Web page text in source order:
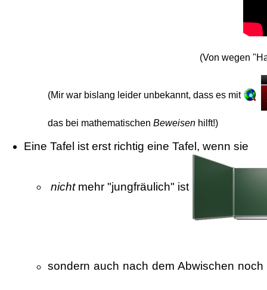
(Von wegen
(Mir war bislang leider unbekannt, dass es mit
das bei mathematischen Beweisen hilft!)
Eine Tafel ist erst richtig eine Tafel, wenn sie
nichtmehr "jungfräulich" ist
sondern auch nach dem Abwischen noch